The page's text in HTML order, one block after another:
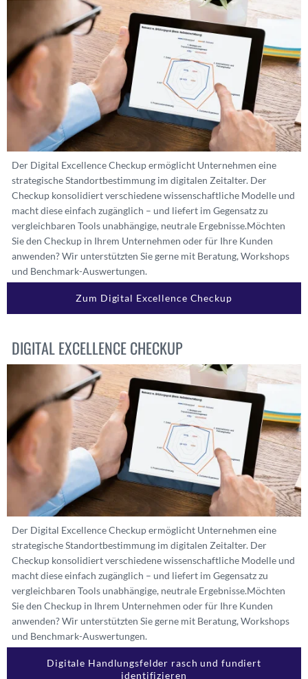
Der Digital Excellence Checkup ermöglicht Unternehmen eine
strategische Standortbestimmung im digitalen Zeitalter. Der
Checkup konsolidiert verschiedene wissenschaftliche Modelle und
macht diese einfach zugänglich – und liefert im Gegensatz zu
vergleichbaren Tools unabhängige, neutrale Ergebnisse.Möchten
Sie den Checkup in Ihrem Unternehmen oder für Ihre Kunden
anwenden? Wir unterstützten Sie gerne mit Beratung, Workshops
und Benchmark-Auswertungen.
Zum Digital Excellence Checkup
DIGITAL EXCELLENCE CHECKUP
Der Digital Excellence Checkup ermöglicht Unternehmen eine
strategische Standortbestimmung im digitalen Zeitalter. Der
Checkup konsolidiert verschiedene wissenschaftliche Modelle und
macht diese einfach zugänglich – und liefert im Gegensatz zu
vergleichbaren Tools unabhängige, neutrale Ergebnisse.Möchten
Sie den Checkup in Ihrem Unternehmen oder für Ihre Kunden
anwenden? Wir unterstützten Sie gerne mit Beratung, Workshops
und Benchmark-Auswertungen.
Digitale Handlungsfelder rasch und fundiert
identifizieren